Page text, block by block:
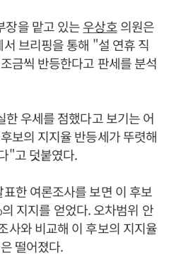
장을 맡고 있는우상호의원은
브리핑을 통해 "설 연휴 직
금씩 반등한다고 판세를 분석
우세를 점했다고 보기는 어
보의 지지율 반등세가 뚜렷해
"고 덧붙였다.
한 여론조사를 보면 이 후보
지지를 얻었다. 오차범위 안
사와 비교해 이 후보의 지지율
떨어졌다.